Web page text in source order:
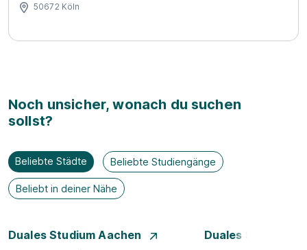
50672 Köln
Noch unsicher, wonach du suchen
sollst?
Beliebte Städte Beliebte Studiengänge
Beliebt in deiner Nähe
Duales Studium Aachen
Duales Studium